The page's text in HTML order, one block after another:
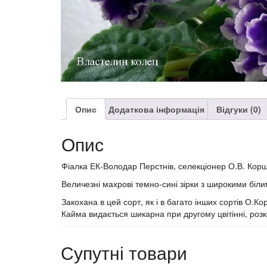
Опис Додаткова інформація Відгуки (0)
Опис
Фіалка ЕК-Володар Перстнів, селекціонер О.В.
Величезні махрові темно-сині зірки з широкими
Закохана в цей сорт, як і в багато інших сортів
Кайма видається шикарна при другому цвітінні,
Супутні товари